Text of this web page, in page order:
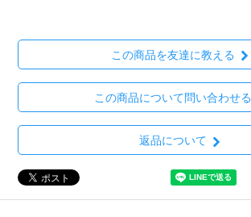
この商品を友達に教える
この商品について問い合わせる
返品について